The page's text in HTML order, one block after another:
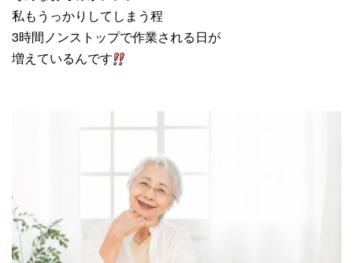
私もうっかりしてしまう程
3時間ノンストップで作業される日が
増えているんです